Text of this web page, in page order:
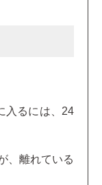
入るには、24
、離れている